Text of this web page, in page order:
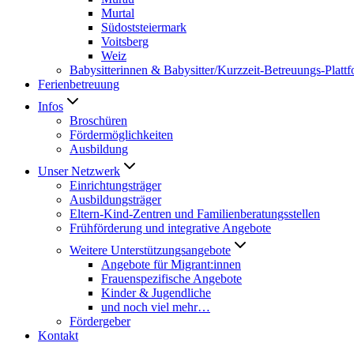
Murtal
Südoststeiermark
Voitsberg
Weiz
Babysitterinnen & Babysitter/Kurzzeit-Betreuungs-
Ferienbetreuung
Infos
Broschüren
Fördermöglichkeiten
Ausbildung
Unser Netzwerk
Einrichtungsträger
Ausbildungsträger
Eltern-Kind-Zentren und Familienberatungsstellen
Frühförderung und integrative Angebote
Weitere Unterstützungsangebote
Angebote für Migrant:innen
Frauenspezifische Angebote
Kinder & Jugendliche
und noch viel mehr…
Fördergeber
Kontakt